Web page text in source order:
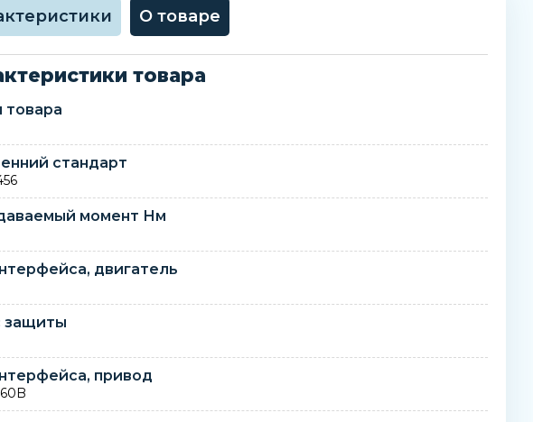
О товаре
товара
товара
стандарт
момент Нм
двигатель
защиты
привод